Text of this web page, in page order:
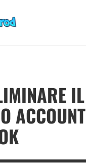
IL
ACCOUNT